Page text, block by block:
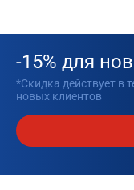
-15% для
*Скидка действует в
новых клиентов